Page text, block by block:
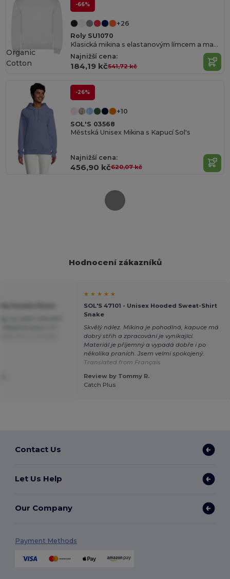
-66%
+26
Roly SU1070
Klasická mikina s elastanovým límcem a manžetami
Najnižší cena:
184,19 kč541,72 kč
Organic
Cotton
-26%
+10
SOL'S 03568
Městská Unisex Mikina s Kapucí Sol's
Najnižší cena:
456,90 kč620,07 kč
Hodnocení zákazníků
★ ★ ★ ★ ★
SOL'S 47101 - Unisex Hooded Sweat-Shirt
Snake
Skvělý nález. Mikina je pohodlná, kapuce má
dobrý střih a zpracování je vynikající.
Materiál je příjemný a vypadá dobře i po
několika praních. Jsem velmi spokojený.
Translated from Français
Review by Tommy R.
Catch Plus
Contact Us
Let Us Help
Our Company
Payment Methods